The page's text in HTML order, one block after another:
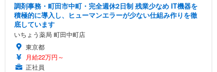
調剤事務・町田市中町・完全週休2日制 残業少なめ IT機器を
積極的に導入し、ヒューマンエラーが少ない仕組み作りを徹
底しています
いちょう薬局 町田中町店
東京都
月給22万円～
正社員